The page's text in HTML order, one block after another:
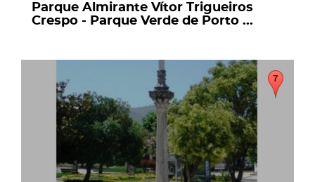
Parque Almirante Vítor Trigueiros
Crespo - Parque Verde de Porto ...